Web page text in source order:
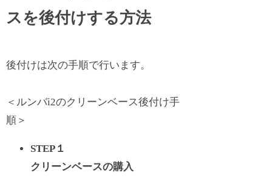
スを後付けする方法
後付けは次の手順で行います。
＜ルンバi2のクリーンベース後付け手
順＞
STEP１
クリーンベースの購入